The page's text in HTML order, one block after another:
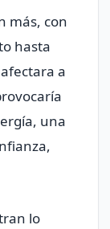
más, con
hasta
a
una
lo